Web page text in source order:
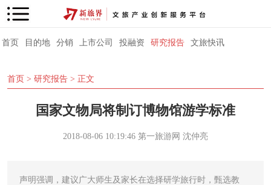
首页 目的地 分销 上市公司 投融资 研究报告 文旅快讯
首页 > 研究报告 > 正文
国家文物局将制订博物馆游学标准
2018-08-06 10:19:46 第一旅游网 沈仲亮
声明强调，建议广大师生及家长在选择研学旅行时，甄选教